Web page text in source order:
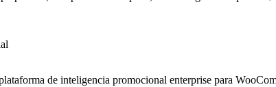
de inteligencia promocional enterprise para